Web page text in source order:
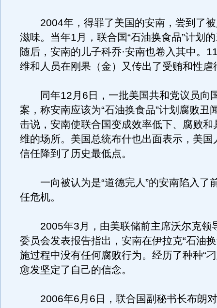
2004年，得罪了美国的安南，尝到了被
滋味。当年1月，联合国“石油换食品”计划
随后，安南的儿子科乔·安南也卷入其中。
维和人员在刚果（金）又传出了受贿和性虐
同年12月6日，一批美国共和党议员向
案，称安南应该为“石油换食品”计划腐败丑
击说，安南使联合国变成效率低下、腐败和
维的场所。美国总统布什也出面表示，美国
信任降到了历史最低点。
一向被认为是“道德完人”的安南陷入了
任危机。
2005年3月，由美联储前主席沃尔克领
委员会发表报告指出，安南在伊拉克“石油
施过程中没有任何腐败行为。经历了种种“
愈发坚定了自己的信念。
2006年6月6日，联合国副秘书长布朗